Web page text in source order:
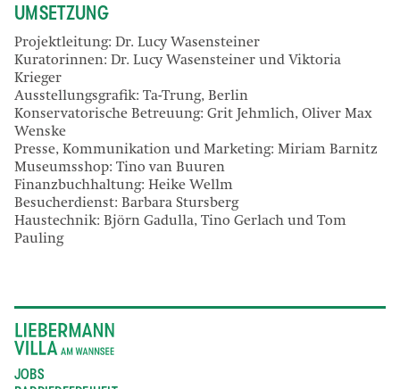
UMSETZUNG
Projektleitung: Dr. Lucy Wasensteiner
Kuratorinnen: Dr. Lucy Wasensteiner und Viktoria
Krieger
Ausstellungsgrafik: Ta-Trung, Berlin
Konservatorische Betreuung: Grit Jehmlich, Oliver Max
Wenske
Presse, Kommunikation und Marketing: Miriam Barnitz
Museumsshop: Tino van Buuren
Finanzbuchhaltung: Heike Wellm
Besucherdienst: Barbara Stursberg
Haustechnik: Björn Gadulla, Tino Gerlach und Tom
Pauling
JOBS